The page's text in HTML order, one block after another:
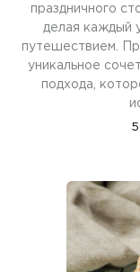
праздничного
делая каждый
путешествием.
уникальное
подхода,